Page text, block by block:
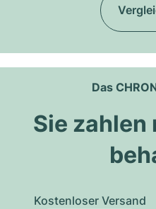
Das
Sie zahlen
Kostenloser Versand